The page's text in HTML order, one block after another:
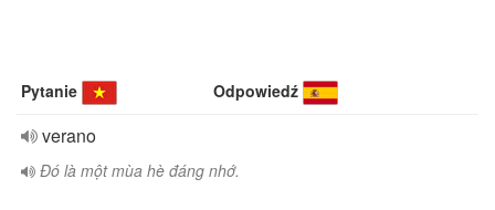
Pytanie Odpowiedź
verano
Đó là một mùa hè đáng nhớ.